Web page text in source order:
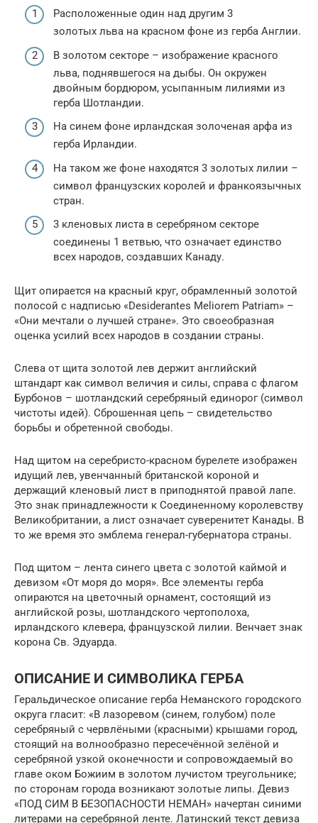
Расположенные один над другим 3
золотых льва на красном фоне из герба Англии.
В золотом секторе – изображение красного
льва, поднявшегося на дыбы. Он окружен
двойным бордюром, усыпанным лилиями из
герба Шотландии.
На синем фоне ирландская золоченая арфа из
герба Ирландии.
На таком же фоне находятся 3 золотых лилии –
символ французских королей и франкоязычных
стран.
3 кленовых листа в серебряном секторе
соединены 1 ветвью, что означает единство
всех народов, создавших Канаду.
Щит опирается на красный круг, обрамленный золотой
полосой с надписью «Desiderantes Meliorem Patriam» –
«Они мечтали о лучшей стране». Это своеобразная
оценка усилий всех народов в создании страны.
Слева от щита золотой лев держит английский
штандарт как символ величия и силы, справа с флагом
Бурбонов – шотландский серебряный единорог (символ
чистоты идей). Сброшенная цепь – свидетельство
борьбы и обретенной свободы.
Над щитом на серебристо-красном бурелете изображен
идущий лев, увенчанный британской короной и
держащий кленовый лист в приподнятой правой лапе.
Это знак принадлежности к Соединенному королевству
Великобритании, а лист означает суверенитет Канады. В
то же время это эмблема генерал-губернатора страны.
Под щитом – лента синего цвета с золотой каймой и
девизом «От моря до моря». Все элементы герба
опираются на цветочный орнамент, состоящий из
английской розы, шотландского чертополоха,
ирландского клевера, французской лилии. Венчает знак
корона Св. Эдуарда.
ОПИСАНИЕ И СИМВОЛИКА ГЕРБА
Геральдическое описание герба Неманского городского
округа гласит: «В лазоревом (синем, голубом) поле
серебряный с червлёными (красными) крышами город,
стоящий на волнообразно пересечённой зелёной и
серебряной узкой оконечности и сопровождаемый во
главе оком Божиим в золотом лучистом треугольнике;
по сторонам города возникают золотые липы. Девиз
«ПОД СИМ В БЕЗОПАСНОСТИ НЕМАН» начертан синими
литерами на серебряной ленте. Латинский текст девиза